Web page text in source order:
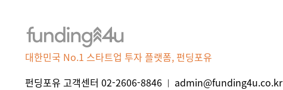
대한민국 No.1 스타트업 투자 플랫폼, 펀딩포유
펀딩포유 고객센터 02-2606-8846 | admin@funding4u.co.kr